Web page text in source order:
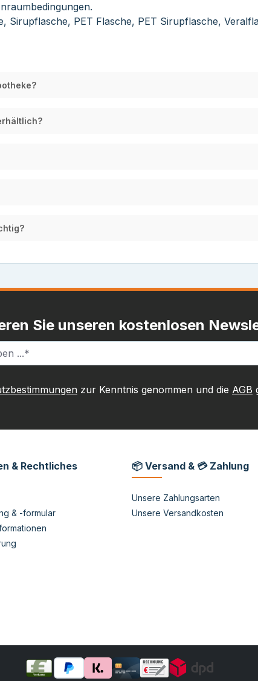
Sirupflasche, PET Flasche, PET Sirupflasche,
Sie unseren kostenlosen
zur Kenntnis genommen und die AGB
& Rechtliches
& -formular
📦 Versand & 💳 Zahlung
Unsere Zahlungsarten
Unsere Versandkosten